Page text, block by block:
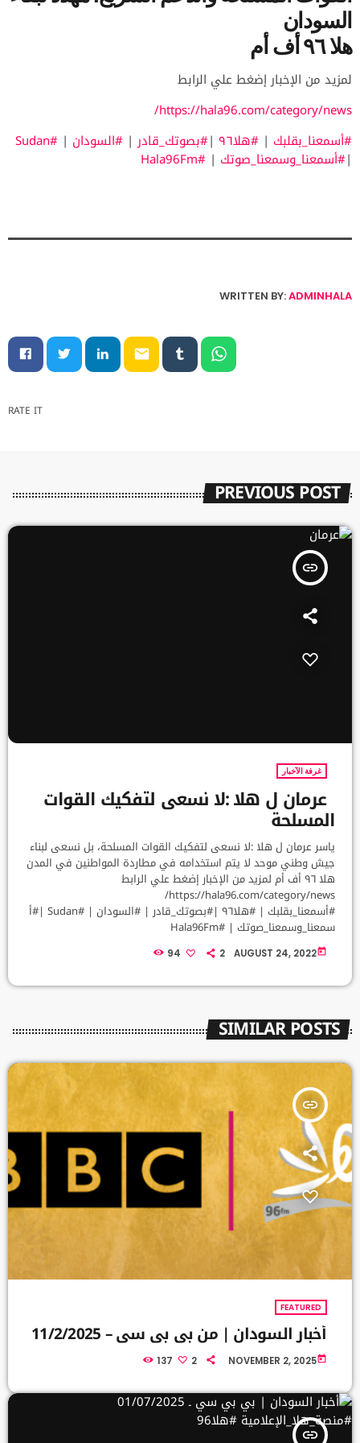
السودان
هلا ٩٦ أف أم
لمزيد من الإخبار إضغط علي الرابط
https://hala96.com/category/news/
#أسمعنا_بقلبك | #هلا٩٦ |#بصوتك_قادر| #السودان |
#Sudan
|#أسمعنا_وسمعنا_صوتك |
#Hala96Fm
WRITTEN BY:ADMINHALA
email
RATE IT
PREVIOUS POST
insert_link
غرفة الآخبار
عرمان ل هلا :لا نسعى لتفكيك القوات
المسلحة
ياسر عرمان ل هلا :لا نسعى لتفكيك القوات المسلحة، بل نسعى لبناء
جيش وطني موحد لا يتم استخدامه في مطاردة المواطنين في المدن
هلا ٩٦ أف أم لمزيد من الإخبار إضغط علي الرابط
https://hala96.com/category/news/
#أسمعنا_بقلبك | #هلا٩٦ |#بصوتك_قادر | #السودان | #Sudan |#أ
سمعنا_وسمعنا_صوتك | #Hala96Fm
today
AUGUST 24, 2022
94 2
SIMILAR POSTS
insert_link
FEATURED
أخبار السودان | من بي بي سي – 11/2/2025
today
NOVEMBER 2, 2025
137 2
insert_link